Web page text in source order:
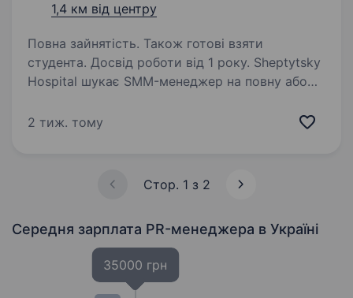
1,4 км від центру
Повна зайнятість. Також готові взяти
студента. Досвід роботи від 1 року. Sheptytsky
Hospital шукає SMM-менеджер на повну або
Мережа клінік у Львові, Тернополі та Ірпені
2 тиж. тому
Стор. 1 з 2
Середня зарплата PR-менеджера в Україні
35000 грн